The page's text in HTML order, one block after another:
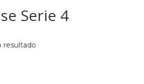
Serie 4
resultado